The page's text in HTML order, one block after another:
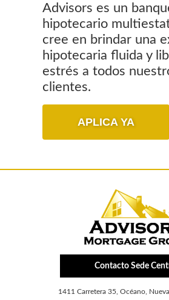
Advisors es un
hipotecario
cree en brindar una
hipotecaria fluida y
estrés a todos
clientes.
APLICA YA
Contacto Sede
1411 Carretera 35, Océano,